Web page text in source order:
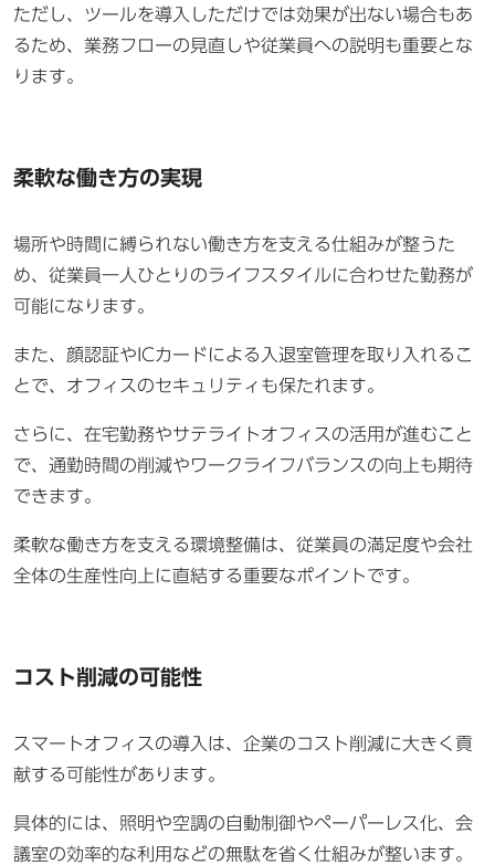
ただし、ツールを導入しただけでは効果が出ない場合もあ
るため、業務フローの見直しや従業員への説明も重要とな
ります。
柔軟な働き方の実現
場所や時間に縛られない働き方を支える仕組みが整うた
め、従業員一人ひとりのライフスタイルに合わせた勤務が
可能になります。
また、顔認証やICカードによる入退室管理を取り入れるこ
とで、オフィスのセキュリティも保たれます。
さらに、在宅勤務やサテライトオフィスの活用が進むこと
で、通勤時間の削減やワークライフバランスの向上も期待
できます。
柔軟な働き方を支える環境整備は、従業員の満足度や会社
全体の生産性向上に直結する重要なポイントです。
コスト削減の可能性
スマートオフィスの導入は、企業のコスト削減に大きく貢
献する可能性があります。
具体的には、照明や空調の自動制御やペーパーレス化、会
議室の効率的な利用などの無駄を省く仕組みが整います。